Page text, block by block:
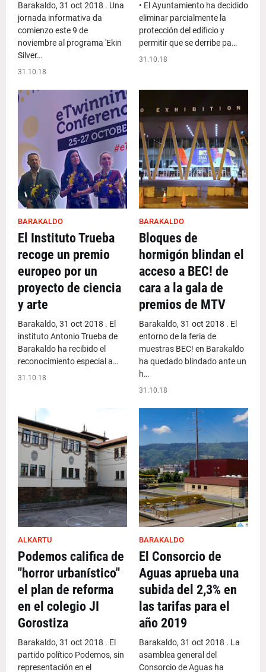
Barakaldo, 31 oct 2018 . Una
jornada informativa da
comienzo este 9 de
noviembre al programa 'Ekin
Silver…
31.10.18
• El Ayuntamiento ha decidido
eliminar parcialmente la
protección del edificio y
permitir que se derribe pa…
31.10.18
BARAKALDO
El Instituto Trueba
recoge un premio
europeo por un
proyecto de ciencia
y arte
Barakaldo, 31 oct 2018 . El
instituto Antonio Trueba de
Barakaldo ha recibido el
reconocimiento especial a…
31.10.18
BARAKALDO
Bloques de
hormigón blindan el
acceso a BEC! de
cara a la gala de
premios de MTV
Barakaldo, 31 oct 2018 . El
entorno de la feria de
muestras BEC! en Barakaldo
ha quedado blindado ante un
h…
31.10.18
ALKARTU
Podemos califica de
"horror urbanístico"
el plan de reforma
en el colegio JI
Gorostiza
Barakaldo, 31 oct 2018 . El
partido político Podemos, sin
representación en el
BARAKALDO
El Consorcio de
Aguas aprueba una
subida del 2,3% en
las tarifas para el
año 2019
Barakaldo, 31 oct 2018 . La
asamblea general del
Consorcio de Aguas ha